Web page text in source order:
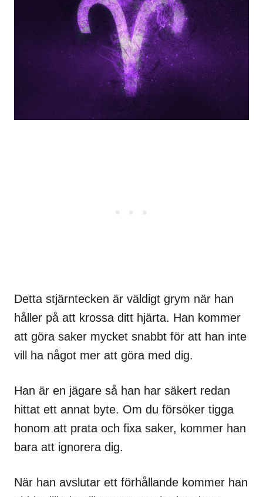
Detta stjärntecken är väldigt grym när han
håller på att krossa ditt hjärta. Han kommer
att göra saker mycket snabbt för att han inte
vill ha något mer att göra med dig.
Han är en jägare så han har säkert redan
hittat ett annat byte. Om du försöker tigga
honom att prata och fixa saker, kommer han
bara att ignorera dig.
När han avslutar ett förhållande kommer han